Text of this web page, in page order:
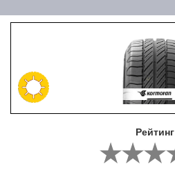
Рейтинг